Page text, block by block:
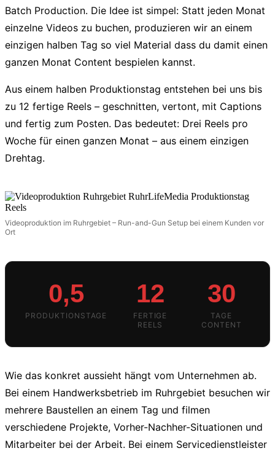
Batch Production. Die Idee ist simpel: Statt jeden Monat
einzelne Videos zu buchen, produzieren wir an einem
einzigen halben Tag so viel Material dass du damit einen
ganzen Monat Content bespielen kannst.
Aus einem halben Produktionstag entstehen bei uns bis
zu 12 fertige Reels – geschnitten, vertont, mit Captions
und fertig zum Posten. Das bedeutet: Drei Reels pro
Woche für einen ganzen Monat – aus einem einzigen
Drehtag.
Videoproduktion im Ruhrgebiet – Run-and-Gun Setup bei einem Kunden vor
Ort
0,5
PRODUKTIONSTAGE
12
FERTIGE
REELS
30
TAGE
CONTENT
Wie das konkret aussieht hängt vom Unternehmen ab.
Bei einem Handwerksbetrieb im Ruhrgebiet besuchen wir
mehrere Baustellen an einem Tag und filmen
verschiedene Projekte, Vorher-Nachher-Situationen und
Mitarbeiter bei der Arbeit. Bei einem Servicedienstleister